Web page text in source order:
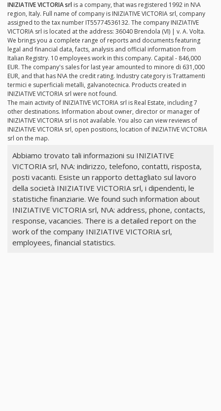
INIZIATIVE VICTORIA srl is a company, that was registered 1992 in N\A
region, Italy. Full name of company is INIZIATIVE VICTORIA srl, company
assigned to the tax number IT55774536132. The company INIZIATIVE
VICTORIA srl is located at the address: 36040 Brendola (VI) | v. A. Volta.
We brings you a complete range of reports and documents featuring
legal and financial data, facts, analysis and official information from
Italian Registry. 10 employees work in this company. Capital - 846,000
EUR. The company's sales for last year amounted to minore di 631,000
EUR, and that has N\A the credit rating. Industry category is Trattamenti
termici e superficiali metalli, galvanotecnica. Products created in
INIZIATIVE VICTORIA srl were not found.
The main activity of INIZIATIVE VICTORIA srl is Real Estate, including 7
other destinations. Information about owner, director or manager of
INIZIATIVE VICTORIA srl is not available. You also can view reviews of
INIZIATIVE VICTORIA srl, open positions, location of INIZIATIVE VICTORIA
srl on the map.
Abbiamo trovato tali informazioni su INIZIATIVE
VICTORIA srl, N\A: indirizzo, telefono, contatti, risposta,
posti vacanti. Esiste un rapporto dettagliato sul lavoro
della società INIZIATIVE VICTORIA srl, i dipendenti, le
statistiche finanziarie. We found such information about
INIZIATIVE VICTORIA srl, N\A: address, phone, contacts,
response, vacancies. There is a detailed report on the
work of the company INIZIATIVE VICTORIA srl,
employees, financial statistics.